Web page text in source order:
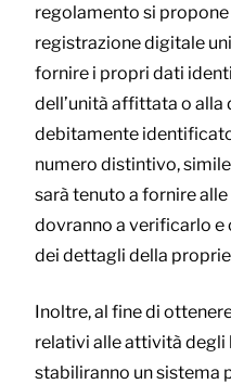
regolamento si
registrazione digitale
fornire i propri dati
dell’unità affittata o alla
debitamente
numero distintivo,
sarà tenuto a fornire
dovranno a verificarlo e
dei dettagli della
Inoltre, al fine di
relativi alle attività degli
stabiliranno un sistema